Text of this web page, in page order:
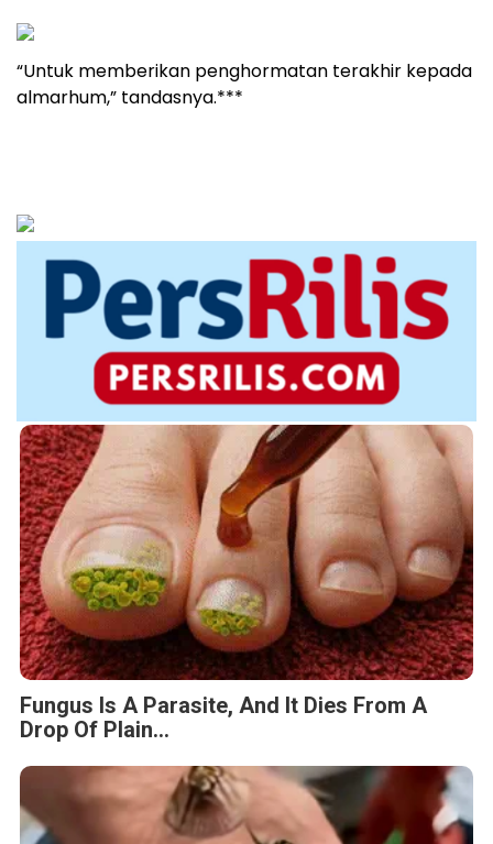
“Untuk memberikan penghormatan terakhir kepada
almarhum,” tandasnya.***
Fungus Is A Parasite, And It Dies From A
Drop Of Plain...